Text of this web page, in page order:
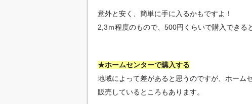
意外と安く、簡単に手に入るかもですよ！
2,3ｍ程度のもので、500円くらいで購入できる
★ホームセンターで購入する
地域によって差があると思うのですが、ホーム
販売しているところもあります。